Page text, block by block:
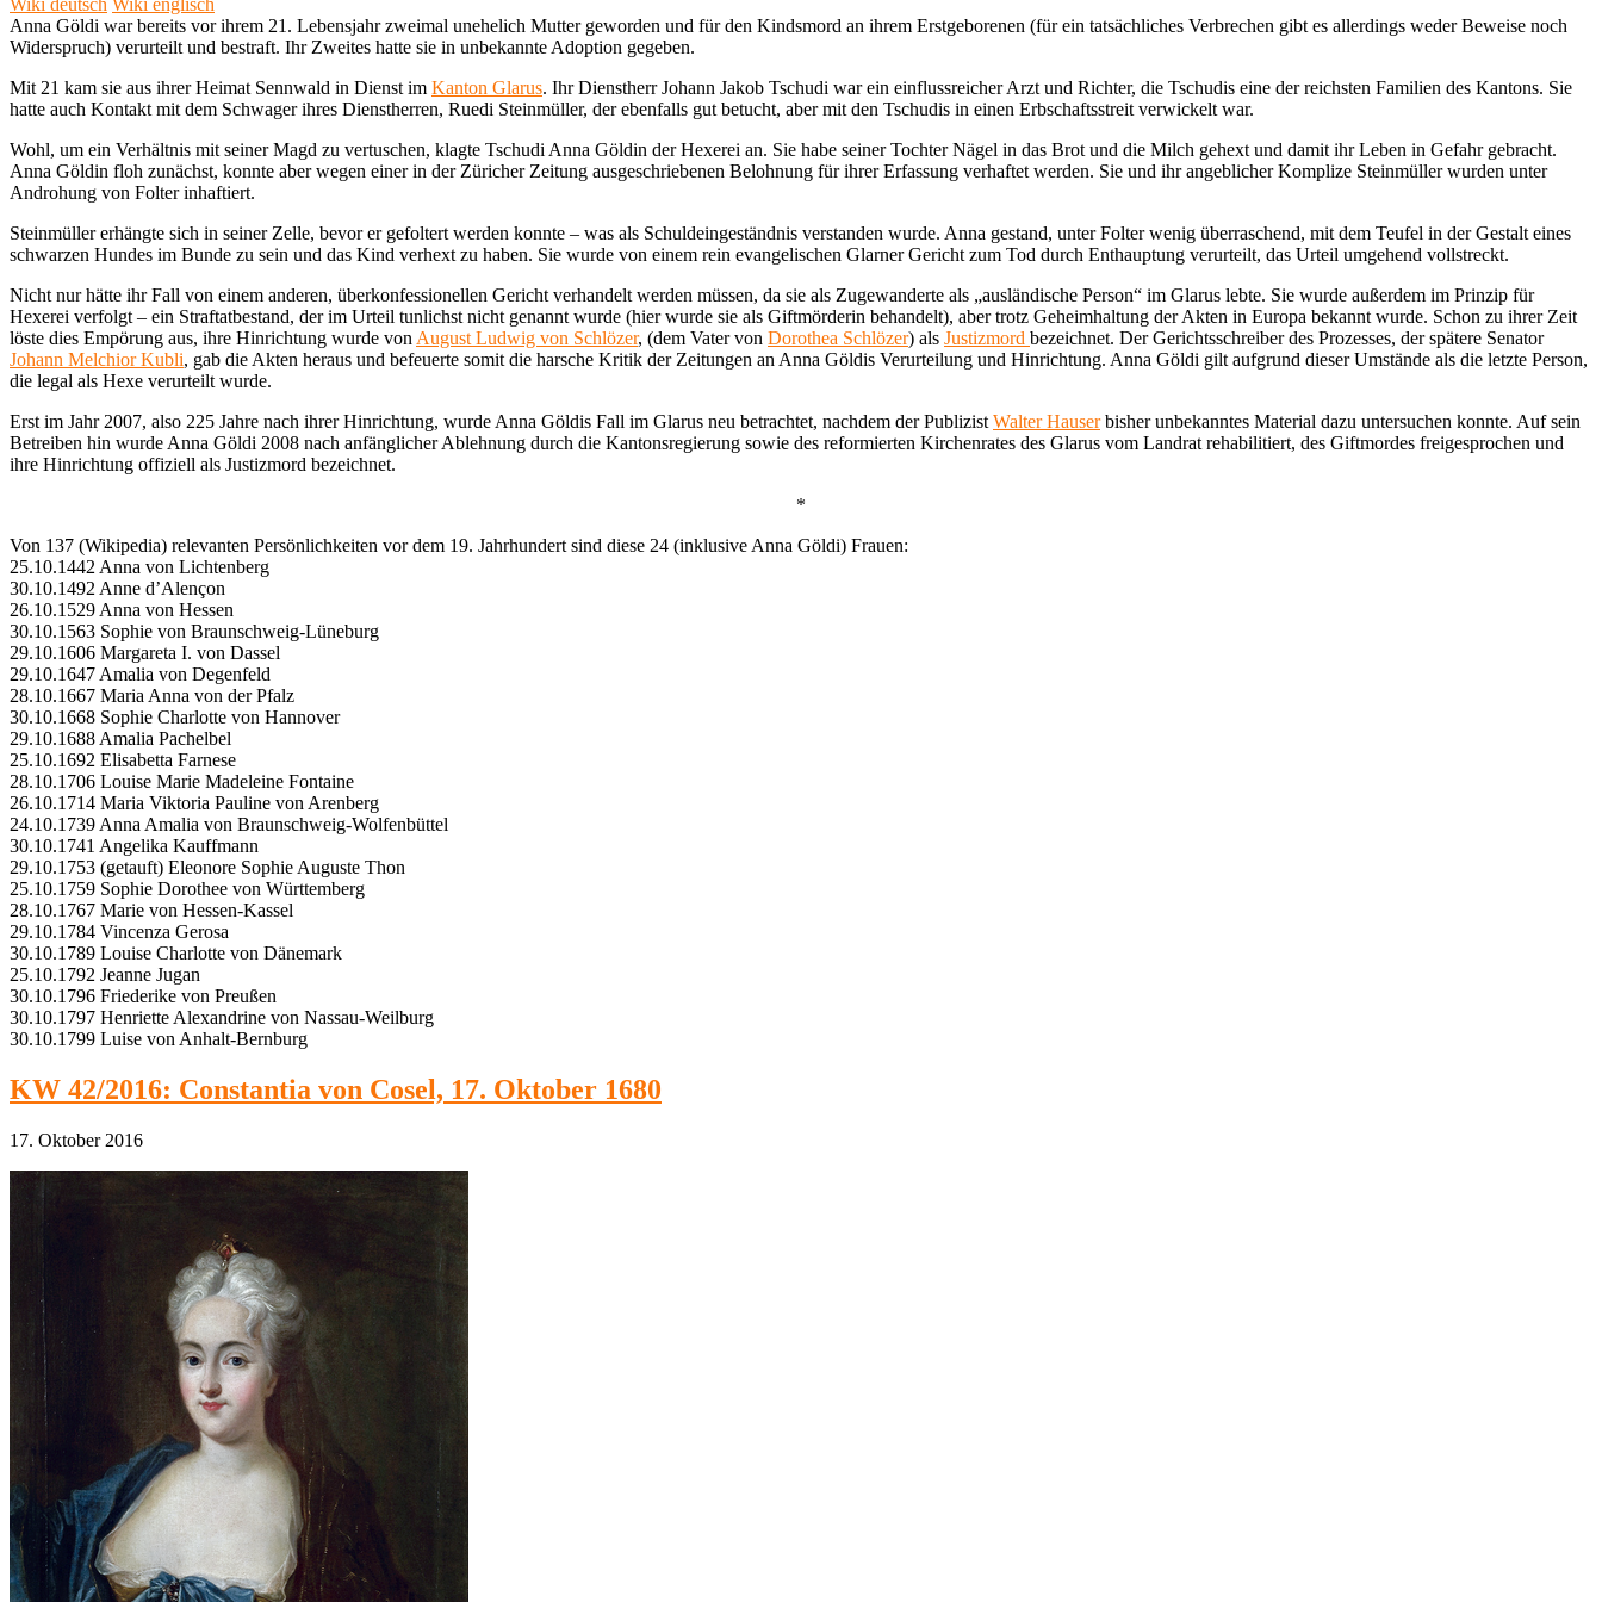
Wiki deutsch Wiki englisch
Anna Göldi war bereits vor ihrem 21. Lebensjahr zweimal unehelich Mutter geworden und für den Kindsmord an ihrem Erstgeborenen (für ein tatsächliches Verbrechen gibt es allerdings weder Beweise noch
Widerspruch) verurteilt und bestraft. Ihr Zweites hatte sie in unbekannte Adoption gegeben.
Mit 21 kam sie aus ihrer Heimat Sennwald in Dienst im Kanton Glarus. Ihr Dienstherr Johann Jakob Tschudi war ein einflussreicher Arzt und Richter, die Tschudis eine der reichsten Familien des Kantons. Sie
hatte auch Kontakt mit dem Schwager ihres Dienstherren, Ruedi Steinmüller, der ebenfalls gut betucht, aber mit den Tschudis in einen Erbschaftsstreit verwickelt war.
Wohl, um ein Verhältnis mit seiner Magd zu vertuschen, klagte Tschudi Anna Göldin der Hexerei an. Sie habe seiner Tochter Nägel in das Brot und die Milch gehext und damit ihr Leben in Gefahr gebracht.
Anna Göldin floh zunächst, konnte aber wegen einer in der Züricher Zeitung ausgeschriebenen Belohnung für ihrer Erfassung verhaftet werden. Sie und ihr angeblicher Komplize Steinmüller wurden unter
Androhung von Folter inhaftiert.
Steinmüller erhängte sich in seiner Zelle, bevor er gefoltert werden konnte – was als Schuldeingeständnis verstanden wurde. Anna gestand, unter Folter wenig überraschend, mit dem Teufel in der Gestalt eines
schwarzen Hundes im Bunde zu sein und das Kind verhext zu haben. Sie wurde von einem rein evangelischen Glarner Gericht zum Tod durch Enthauptung verurteilt, das Urteil umgehend vollstreckt.
Nicht nur hätte ihr Fall von einem anderen, überkonfessionellen Gericht verhandelt werden müssen, da sie als Zugewanderte als „ausländische Person“ im Glarus lebte. Sie wurde außerdem im Prinzip für
Hexerei verfolgt – ein Straftatbestand, der im Urteil tunlichst nicht genannt wurde (hier wurde sie als Giftmörderin behandelt), aber trotz Geheimhaltung der Akten in Europa bekannt wurde. Schon zu ihrer Zeit
löste dies Empörung aus, ihre Hinrichtung wurde von August Ludwig von Schlözer, (dem Vater von Dorothea Schlözer) als Justizmord bezeichnet. Der Gerichtsschreiber des Prozesses, der spätere Senator
Johann Melchior Kubli, gab die Akten heraus und befeuerte somit die harsche Kritik der Zeitungen an Anna Göldis Verurteilung und Hinrichtung. Anna Göldi gilt aufgrund dieser Umstände als die letzte Person,
die legal als Hexe verurteilt wurde.
Erst im Jahr 2007, also 225 Jahre nach ihrer Hinrichtung, wurde Anna Göldis Fall im Glarus neu betrachtet, nachdem der Publizist Walter Hauserbisher unbekanntes Material dazu untersuchen konnte. Auf sein
Betreiben hin wurde Anna Göldi 2008 nach anfänglicher Ablehnung durch die Kantonsregierung sowie des reformierten Kirchenrates des Glarus vom Landrat rehabilitiert, des Giftmordes freigesprochen und
ihre Hinrichtung offiziell als Justizmord bezeichnet.
*
Von 137 (Wikipedia) relevanten Persönlichkeiten vor dem 19. Jahrhundert sind diese 24 (inklusive Anna Göldi) Frauen:
25.10.1442 Anna von Lichtenberg
30.10.1492 Anne d’Alençon
26.10.1529 Anna von Hessen
30.10.1563 Sophie von Braunschweig-Lüneburg
29.10.1606 Margareta I. von Dassel
29.10.1647 Amalia von Degenfeld
28.10.1667 Maria Anna von der Pfalz
30.10.1668 Sophie Charlotte von Hannover
29.10.1688 Amalia Pachelbel
25.10.1692 Elisabetta Farnese
28.10.1706 Louise Marie Madeleine Fontaine
26.10.1714 Maria Viktoria Pauline von Arenberg
24.10.1739 Anna Amalia von Braunschweig-Wolfenbüttel
30.10.1741 Angelika Kauffmann
29.10.1753 (getauft) Eleonore Sophie Auguste Thon
25.10.1759 Sophie Dorothee von Württemberg
28.10.1767 Marie von Hessen-Kassel
29.10.1784 Vincenza Gerosa
30.10.1789 Louise Charlotte von Dänemark
25.10.1792 Jeanne Jugan
30.10.1796 Friederike von Preußen
30.10.1797 Henriette Alexandrine von Nassau-Weilburg
30.10.1799 Luise von Anhalt-Bernburg
KW 42/2016: Constantia von Cosel, 17. Oktober 1680
17. Oktober 2016